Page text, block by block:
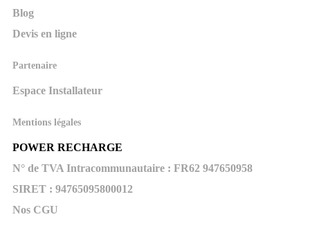
Blog
Devis en ligne
Partenaire
Espace Installateur
Mentions légales
POWER RECHARGE
N° de TVA Intracommunautaire : FR62 947650958
SIRET : 94765095800012
Nos CGU